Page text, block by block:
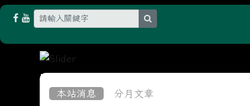
本站消息 分月文章